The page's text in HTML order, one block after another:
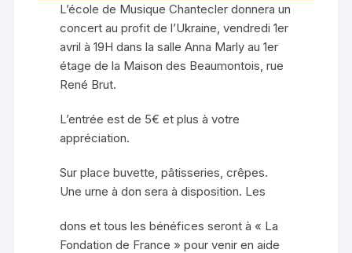
L’école de Musique Chantecler donnera un
concert au profit de l’Ukraine, vendredi 1er
avril à 19H dans la salle Anna Marly au 1er
étage de la Maison des Beaumontois, rue
René Brut.
L’entrée est de 5€ et plus à votre
appréciation.
Sur place buvette, pâtisseries, crêpes.
Une urne à don sera à disposition. Les
dons et tous les bénéfices seront à « La
Fondation de France » pour venir en aide